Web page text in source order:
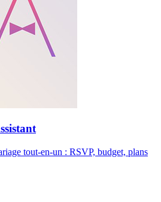
tout-en-un : RSVP, budget, plans